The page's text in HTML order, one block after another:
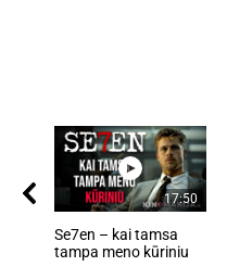
17:50
Se7en – kai tamsa
tampa meno kūriniu